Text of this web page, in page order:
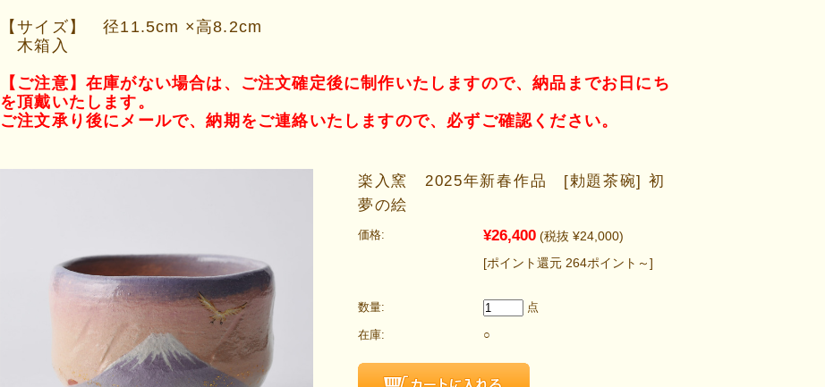
【サイズ】 径11.5cm ×高8.2cm
木箱入
【ご注意】在庫がない場合は、ご注文確定後に制作いたしますので、納品までお日にち
を頂戴いたします。
ご注文承り後にメールで、納期をご連絡いたしますので、必ずご確認ください。
楽入窯 2025年新春作品 [勅題茶碗] 初
夢の絵
価格: ¥26,400 (税抜 ¥24,000)
[ポイント還元 264ポイント～]
数量: 点
在庫: ○